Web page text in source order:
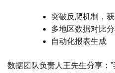
突破反爬机制，
多地区数据对比
自动化报表生成
数据团队负责人王先生分享：